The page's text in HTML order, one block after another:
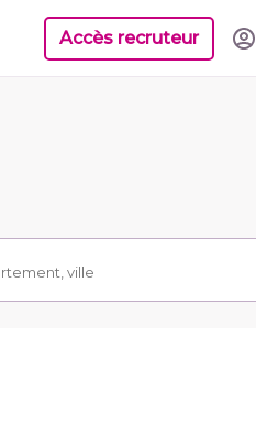
Accès recruteur